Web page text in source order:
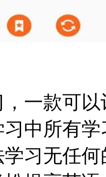
一款可
中所有
习无任